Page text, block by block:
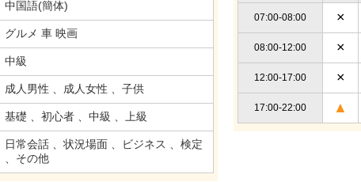
中国語(簡体)
グルメ 車 映画
中級
成人男性 、成人女性 、子供
基礎 、初心者 、中級 、上級
日常会話 、状況場面 、ビジネス 、検定
、その他
07:00-08:00 ×
08:00-12:00 ×
12:00-17:00 ×
17:00-22:00 ▲